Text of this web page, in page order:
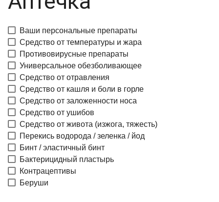
Ваши персональные препараты
Средство от температуры и жара
Противовирусные препараты
Универсальное обезболивающее
Средство от отравления
Средство от кашля и боли в горле
Средство от заложенности носа
Средство от ушибов
Средство от живота (изжога, тяжесть)
Перекись водорода / зеленка / йод
Бинт / эластичный бинт
Бактерицидный пластырь
Контрацептивы
Беруши